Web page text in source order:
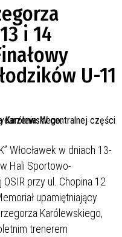
i 14
U-11
Włocławek w dniach 13-
Hali Sportowo-
przy ul. Chopina 12
upamiętniający
Karólewskiego,
trenerem